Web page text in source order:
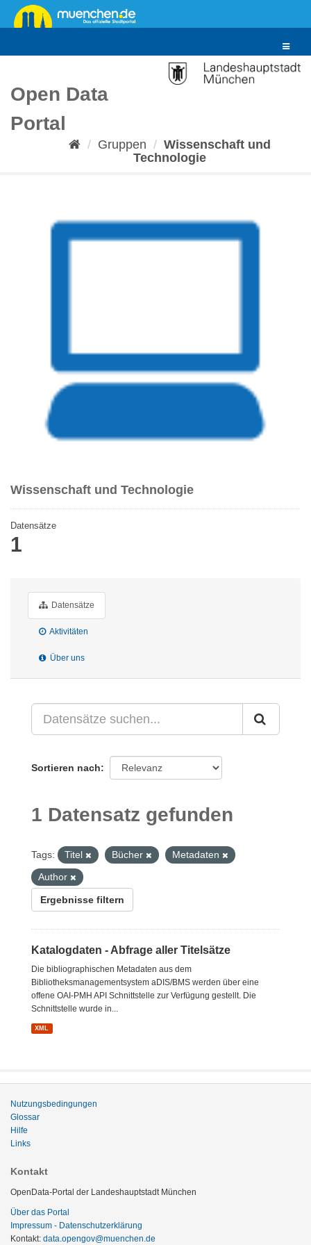
Überspringen
zum
Toggle
Open Data
Portal
Gruppen
Wissenschaft und
Technologie
Wissenschaft und Technologie
Datensätze
1
Datensätze
Aktivitäten
Über uns
Sortieren nach
1 Datensatz gefunden
Tags: Titel Bücher
Metadaten
Author
Ergebnisse filtern
Katalogdaten - Abfrage aller Titelsätze
Die bibliographischen Metadaten aus dem
Bibliotheksmanagementsystem aDIS/BMS werden über eine
offene OAI-PMH API Schnittstelle zur Verfügung gestellt. Die
Schnittstelle wurde in...
XML
Nutzungsbedingungen
Glossar
Hilfe
Links
Kontakt
OpenData-Portal der Landeshauptstadt München
Über das Portal
Impressum - Datenschutzerklärung
Kontakt: data.opengov@muenchen.de